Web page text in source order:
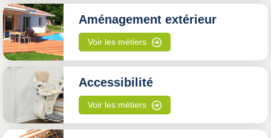
Aménagement extérieur
Voir les métiers
Accessibilité
Voir les métiers